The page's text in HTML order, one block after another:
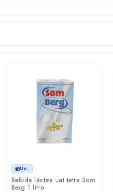
Un.
Bebida láctea uat tetra Som
Berg 1 litro